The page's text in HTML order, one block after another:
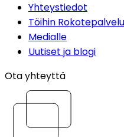
Yhteystiedot
Töihin
Medialle
Uutiset ja blogi
Ota yhteyttä